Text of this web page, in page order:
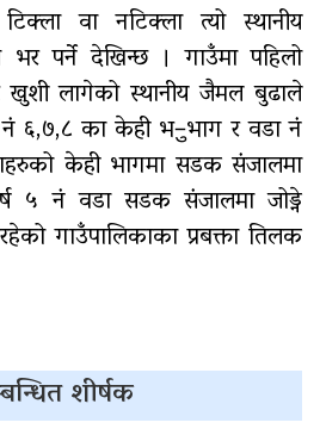
देशभर आर्थिक गणना सुरु हुँदै
दुर्घटना : दुईको मृत्यु,दुई
विद्यालयलाई
हस्तान्तरण
वा नटिक्ला त्यो स्थानीय
भर पर्ने देखिन्छ । गाउँमा पहिलो
लागेको स्थानीय जैमल बुढाले
६,७,८ का केही भ–ुभाग र वडा नं
केही भागमा सडक संजालमा
५ नं वडा सडक संजालमा जोड्ने
गाउँपालिकाका प्रबक्ता तिलक
शीर्षक